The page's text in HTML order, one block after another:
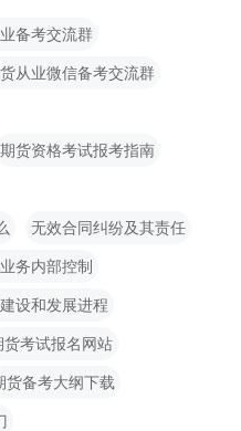
备考交流群
从业微信备考交流群
期货资格考试报考指南
无效合同纠纷及其责任
务内部控制
设和发展进程
货考试报名网站
货备考大纲下载